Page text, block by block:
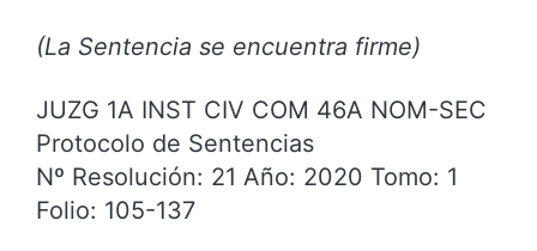
(La Sentencia se encuentra firme)
JUZG 1A INST CIV COM 46A NOM-SEC
Protocolo de Sentencias
Nº Resolución: 21 Año: 2020 Tomo: 1
Folio: 105-137